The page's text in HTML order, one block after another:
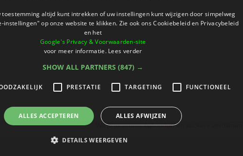
Wil je je scores bijhouden en stickers verdienen?
toestemming altijd kunt intrekken of uw instellingen kunt wijzigen door simpelweg
instellingen" op onze website te klikken. Zie ook ons ​​Cookiebeleid en Privacybeleid
en het
Google's Privacy & Voorwaarden-site
voor meer informatie. Lees verder
SHOW ALL PARTNERS (847) →
PRESTATIE TARGETING FUNCTIONEEL
ALLES ACCEPTEREN ALLES AFWIJZEN
DETAILS WEERGEVEN